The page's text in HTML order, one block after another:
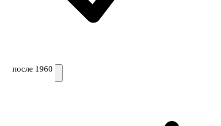
после 1960